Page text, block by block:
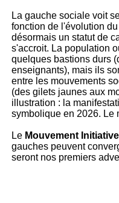
La gauche sociale voit
fonction de l'évolution
désormais un statut de
s'accroit. La population
quelques bastions durs
enseignants), mais ils
entre les mouvements
(des gilets jaunes aux
illustration : la
symbolique en 2026. Le
Le Mouvement
gauches peuvent
seront nos premiers